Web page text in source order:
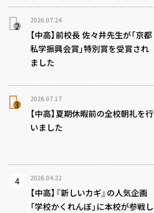
2026.07.24
【中高】前校長 佐々井先生が「京都
私学振興会賞」特別賞を受賞され
ました
2026.07.17
【中高】夏期休暇前の全校朝礼を行
いました
2026.04.22
【中高】『新しいカギ』の人気企画
「学校かくれんぼ」に本校が参戦し